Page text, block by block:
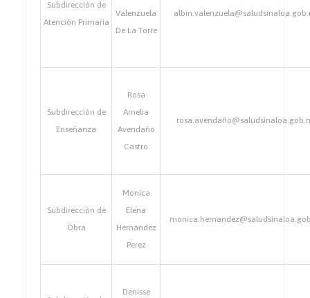
Subdirección de
Atención Primaria
Valenzuela
De La Torre
Subdirección de
Enseñanza
Rosa
Amelia
Avendaño
Castro
Subdirección de
Obra
Monica
Elena
Hernandez
Perez
Denisse